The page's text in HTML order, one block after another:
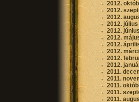
2012.
2012.
2012.
2012. július
2012. június
2012.
2012.
2012.
2012.
2012.
2011.
2011.
2011.
2011.
2011.